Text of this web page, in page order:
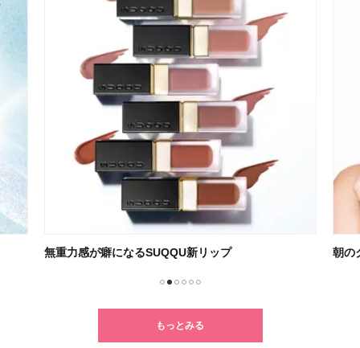
朝のクレンジングでメイクまで格上げ クセ
もっとみる